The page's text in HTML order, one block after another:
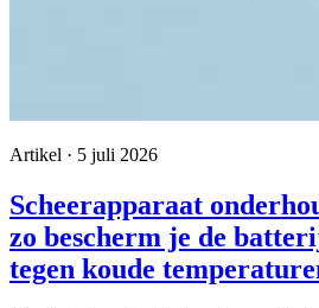
Artikel · 5 juli 2026
Scheerapparaat
zo bescherm je de
tegen koude